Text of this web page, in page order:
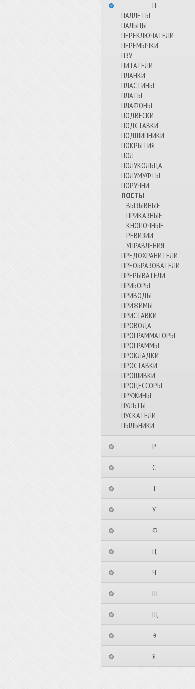
⠀⠀⠀⠀⠀⠀П⠀⠀⠀⠀⠀⠀⠀
ПАЛЛЕТЫ
ПАЛЬЦЫ
ПЕРЕКЛЮЧАТЕЛИ
ПЕРЕМЫЧКИ
ПЗУ
ПИТАТЕЛИ
ПЛАНКИ
ПЛАСТИНЫ
ПЛАТЫ
ПЛАФОНЫ
ПОДВЕСКИ
ПОДСТАВКИ
ПОДШИПНИКИ
ПОКРЫТИЯ
ПОЛ
ПОЛУКОЛЬЦА
ПОЛУМУФТЫ
ПОРУЧНИ
ПОСТЫ
ВЫЗЫВНЫЕ
ПРИКАЗНЫЕ
КНОПОЧНЫЕ
РЕВИЗИИ
УПРАВЛЕНИЯ
ПРЕДОХРАНИТЕЛИ
ПРЕОБРАЗОВАТЕЛИ
ПРЕРЫВАТЕЛИ
ПРИБОРЫ
ПРИВОДЫ
ПРИЖИМЫ
ПРИСТАВКИ
ПРОВОДА
ПРОГРАММАТОРЫ
ПРОГРАММЫ
ПРОКЛАДКИ
ПРОСТАВКИ
ПРОШИВКИ
ПРОЦЕССОРЫ
ПРУЖИНЫ
ПУЛЬТЫ
ПУСКАТЕЛИ
ПЫЛЬНИКИ
⠀⠀⠀⠀⠀⠀Р⠀⠀⠀⠀⠀⠀⠀
⠀⠀⠀⠀⠀⠀С⠀⠀⠀⠀⠀⠀⠀
⠀⠀⠀⠀⠀⠀Т⠀⠀⠀⠀⠀⠀⠀
⠀⠀⠀⠀⠀⠀У⠀⠀⠀⠀⠀⠀⠀
⠀⠀⠀⠀⠀⠀Ф⠀⠀⠀⠀⠀⠀⠀
⠀⠀⠀⠀⠀⠀Ц⠀⠀⠀⠀⠀⠀⠀
⠀⠀⠀⠀⠀⠀Ч⠀⠀⠀⠀⠀⠀⠀
⠀⠀⠀⠀⠀⠀Ш⠀⠀⠀⠀⠀⠀⠀
⠀⠀⠀⠀⠀⠀Щ⠀⠀⠀⠀⠀⠀⠀
⠀⠀⠀⠀⠀⠀Э⠀⠀⠀⠀⠀⠀⠀
⠀⠀⠀⠀⠀⠀Я⠀⠀⠀⠀⠀⠀⠀